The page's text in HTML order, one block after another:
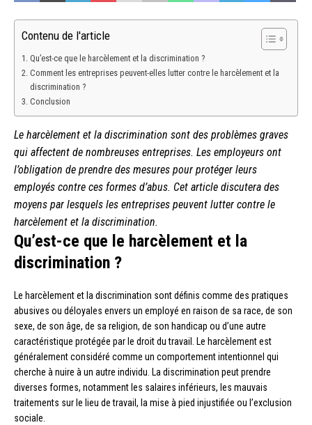
Contenu de l'article
Qu’est-ce que le harcèlement et la discrimination ?
Comment les entreprises peuvent-elles lutter contre le harcèlement et la
discrimination ?
Conclusion
Le harcèlement et la discrimination sont des problèmes graves
qui affectent de nombreuses entreprises. Les employeurs ont
l’obligation de prendre des mesures pour protéger leurs
employés contre ces formes d’abus. Cet article discutera des
moyens par lesquels les entreprises peuvent lutter contre le
harcèlement et la discrimination.
Qu’est-ce que le harcèlement et la
discrimination ?
Le harcèlement et la discrimination sont définis comme des pratiques
abusives ou déloyales envers un employé en raison de sa race, de son
sexe, de son âge, de sa religion, de son handicap ou d’une autre
caractéristique protégée par le droit du travail. Le harcèlement est
généralement considéré comme un comportement intentionnel qui
cherche à nuire à un autre individu. La discrimination peut prendre
diverses formes, notamment les salaires inférieurs, les mauvais
traitements sur le lieu de travail, la mise à pied injustifiée ou l’exclusion
sociale.